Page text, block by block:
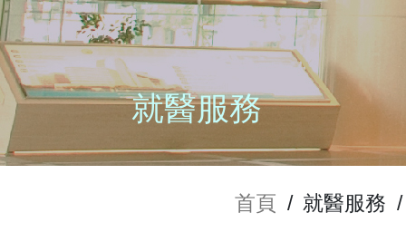
就醫服務
首頁 / 就醫服務 /